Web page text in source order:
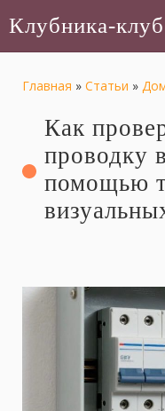
Клубника-
Главная » Статьи »
Как
проводку
помощью